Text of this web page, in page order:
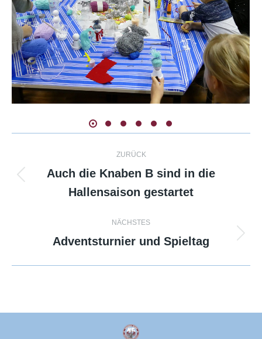
Kommentarnavigation
ZURÜCK
Beitrag:
Auch die Knaben B sind in die
Hallensaison gestartet
NÄCHSTES
Nächster
Adventsturnier und Spieltag